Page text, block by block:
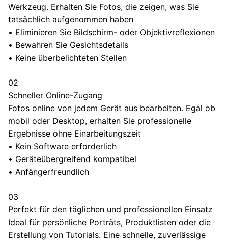
Werkzeug. Erhalten Sie Fotos, die zeigen, was Sie
tatsächlich aufgenommen haben
• Eliminieren Sie Bildschirm- oder Objektivreflexionen
• Bewahren Sie Gesichtsdetails
• Keine überbelichteten Stellen
02
Schneller Online-Zugang
Fotos online von jedem Gerät aus bearbeiten. Egal ob
mobil oder Desktop, erhalten Sie professionelle
Ergebnisse ohne Einarbeitungszeit
• Kein Software erforderlich
• Geräteübergreifend kompatibel
• Anfängerfreundlich
03
Perfekt für den täglichen und professionellen Einsatz
Ideal für persönliche Porträts, Produktlisten oder die
Erstellung von Tutorials. Eine schnelle, zuverlässige